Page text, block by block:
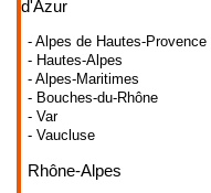
d'Azur
- Alpes de Hautes-Provence
- Hautes-Alpes
- Alpes-Maritimes
- Bouches-du-Rhône
- Var
- Vaucluse
Rhône-Alpes